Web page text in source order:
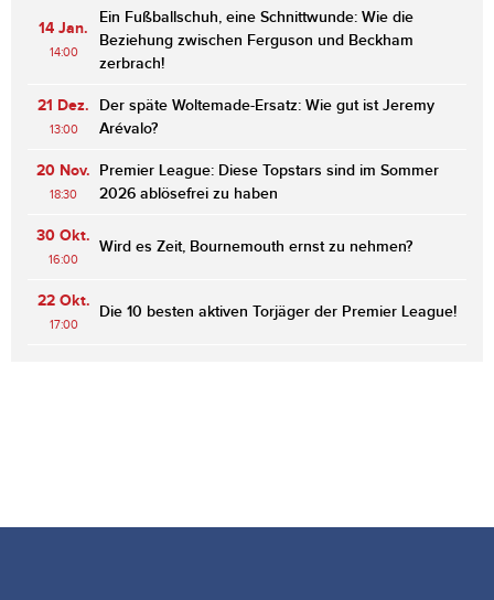
14 Jan.
14:00
Ein Fußballschuh, eine Schnittwunde: Wie die
Beziehung zwischen Ferguson und Beckham
zerbrach!
21 Dez.
13:00
Der späte Woltemade-Ersatz: Wie gut ist Jeremy
Arévalo?
20 Nov.
18:30
Premier League: Diese Topstars sind im Sommer
2026 ablösefrei zu haben
30 Okt.
16:00
Wird es Zeit, Bournemouth ernst zu nehmen?
22 Okt.
17:00
Die 10 besten aktiven Torjäger der Premier League!